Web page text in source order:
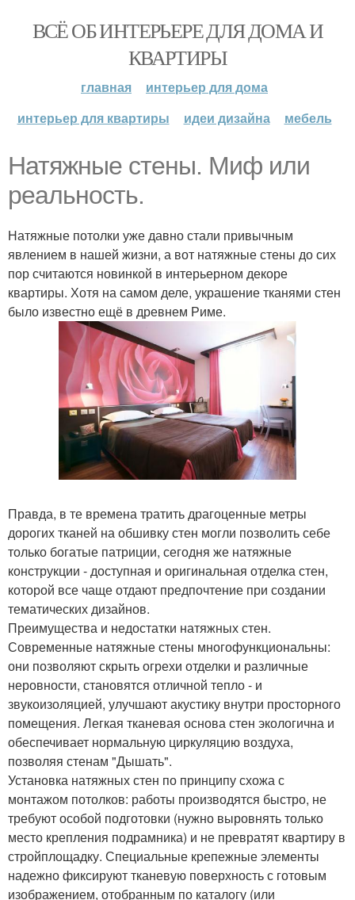
ВСЁ ОБ ИНТЕРЬЕРЕ ДЛЯ ДОМА И
КВАРТИРЫ
главная
интерьер для дома
интерьер для квартиры
идеи дизайна мебель
Натяжные стены. Миф или
реальность.
Натяжные потолки уже давно стали привычным
явлением в нашей жизни, а вот натяжные стены до сих
пор считаются новинкой в интерьерном декоре
квартиры. Хотя на самом деле, украшение тканями стен
было известно ещё в древнем Риме.
Правда, в те времена тратить драгоценные метры
дорогих тканей на обшивку стен могли позволить себе
только богатые патриции, сегодня же натяжные
конструкции - доступная и оригинальная отделка стен,
которой все чаще отдают предпочтение при создании
тематических дизайнов.
Преимущества и недостатки натяжных стен.
Современные натяжные стены многофункциональны:
они позволяют скрыть огрехи отделки и различные
неровности, становятся отличной тепло - и
звукоизоляцией, улучшают акустику внутри просторного
помещения. Легкая тканевая основа стен экологична и
обеспечивает нормальную циркуляцию воздуха,
позволяя стенам "Дышать".
Установка натяжных стен по принципу схожа с
монтажом потолков: работы производятся быстро, не
требуют особой подготовки (нужно выровнять только
место крепления подрамника) и не превратят квартиру в
стройплощадку. Специальные крепежные элементы
надежно фиксируют тканевую поверхность с готовым
изображением, отобранным по каталогу (или